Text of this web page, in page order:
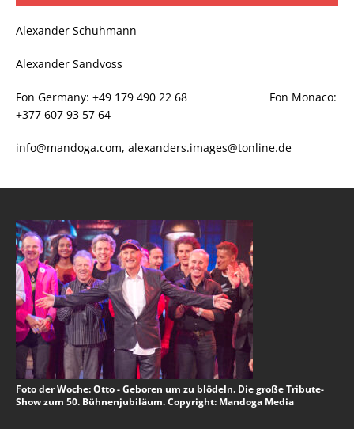
Alexander Schuhmann
Alexander Sandvoss
Fon Germany: +49 179 490 22 68 Fon Monaco:
+377 607 93 57 64
info@mandoga.com, alexanders.images@tonline.de
Foto der Woche: Otto - Geboren um zu blödeln. Die große Tribute-
Show zum 50. Bühnenjubiläum. Copyright: Mandoga Media